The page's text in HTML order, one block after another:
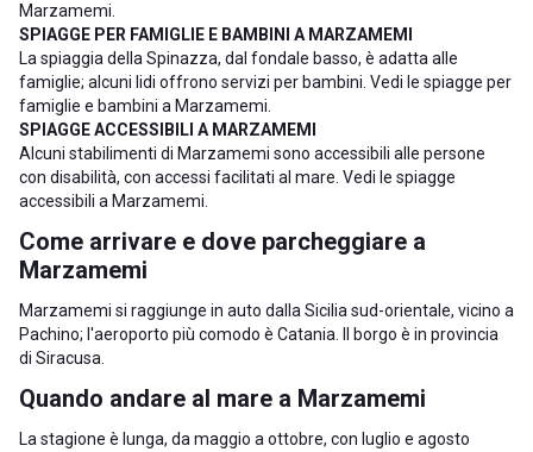
Marzamemi
SPIAGGE PER FAMIGLIE E BAMBINI A MARZAMEMI
La spiaggia della Spinazza, dal fondale basso, è adatta alle
famiglie; alcuni lidi offrono servizi per bambini. Vedi le spiagge per
famiglie e bambini a Marzamemi
SPIAGGE ACCESSIBILI A MARZAMEMI
Alcuni stabilimenti di Marzamemi sono accessibili alle persone
con disabilità, con accessi facilitati al mare. Vedi le spiagge
accessibili a Marzamemi
Come arrivare e dove parcheggiare a
Marzamemi
Marzamemi si raggiunge in auto dalla Sicilia sud-orientale, vicino a
Pachino; l'aeroporto più comodo è Catania. Il borgo è in provincia
di Siracusa
Quando andare al mare a Marzamemi
La stagione è lunga, da maggio a ottobre, con luglio e agosto